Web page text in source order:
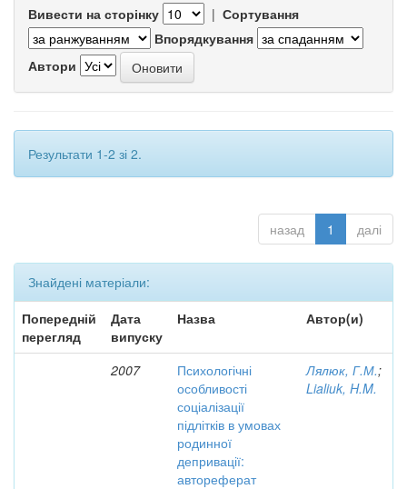
Вивести на сторінку | Сортування
Впорядкування
Автори
Результати 1-2 зі 2.
назад 1 далі
Знайдені матеріали:
Попередній
перегляд
Дата
випуску
Назва Автор(и)
2007
Психологічні
особливості
соціалізації
підлітків в умовах
родинної
депривації:
автореферат
Лялюк, Г.М.;
Lialiuk, H.M.